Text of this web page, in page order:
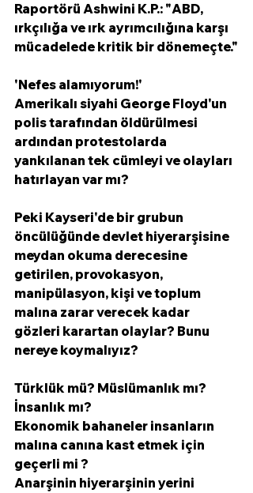
Raportörü Ashwini K.P.: "ABD,
ırkçılığa ve ırk ayrımcılığına karşı
mücadelede kritik bir dönemeçte."
'Nefes alamıyorum!'
Amerikalı siyahi George Floyd'un
polis tarafından öldürülmesi
ardından protestolarda
yankılanan tek cümleyi ve olayları
hatırlayan var mı?
Peki Kayseri'de bir grubun
öncülüğünde devlet hiyerarşisine
meydan okuma derecesine
getirilen, provokasyon,
manipülasyon, kişi ve toplum
malına zarar verecek kadar
gözleri karartan olaylar? Bunu
nereye koymalıyız?
Türklük mü? Müslümanlık mı?
İnsanlık mı?
Ekonomik bahaneler insanların
malına canına kast etmek için
geçerli mi ?
Anarşinin hiyerarşinin yerini